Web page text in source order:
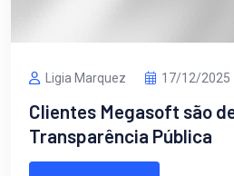
Ligia Marquez 17/12/2025
Clientes Megasoft são
Transparência Pública